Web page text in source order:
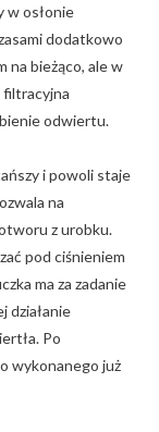
w osłonie
dodatkowo
na bieżąco, ale w
filtracyjna
odwiertu.
i powoli staje
na
z urobku.
pod ciśnieniem
ma za zadanie
działanie
Po
wykonanego już